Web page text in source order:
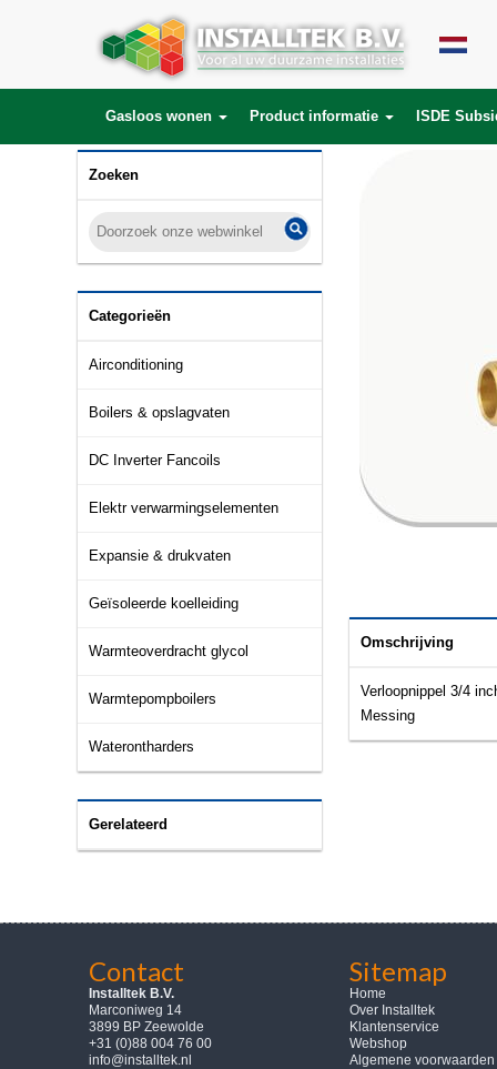
Gasloos wonen Product informatie ISDE
Zoeken
Categorieën
Airconditioning
Boilers & opslagvaten
DC Inverter Fancoils
Elektr verwarmingselementen
Expansie & drukvaten
Geïsoleerde koelleiding
Warmteoverdracht glycol
Warmtepompboilers
Waterontharders
Gerelateerd
Omschrijving
Verloopnippel 3/4
Messing
Contact
Installtek B.V.
Marconiweg 14
3899 BP Zeewolde
+31 (0)88 004 76 00
info@installtek.nl
Sitemap
Home
Over Installtek
Klantenservice
Webshop
Algemene voorwaarden